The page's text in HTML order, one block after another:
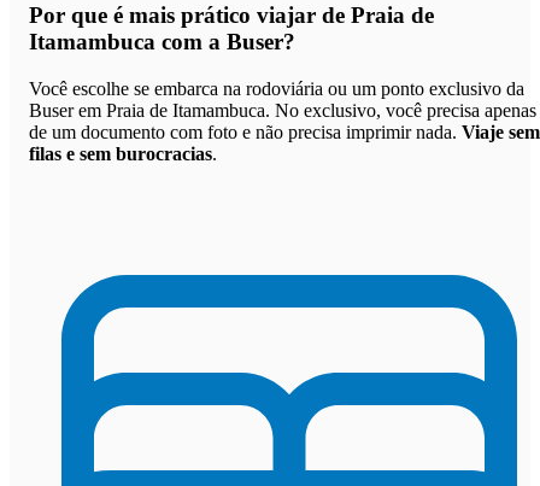
Por que é mais prático viajar de Praia de
Itamambuca com a Buser?
Você escolhe se embarca na rodoviária ou um ponto exclusivo da
Buser em Praia de Itamambuca. No exclusivo, você precisa apenas
de um documento com foto e não precisa imprimir nada. Viaje sem
filas e sem burocracias.